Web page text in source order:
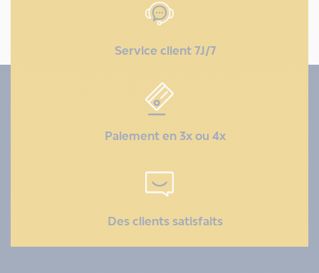
Service client 7J/7
Paiement en 3x ou 4x
Des clients satisfaits